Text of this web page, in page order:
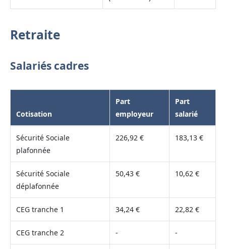
Retraite
Salariés cadres
Cotisation
Part
employeur
Part
salarié
Sécurité Sociale
plafonnée
226,92 € 183,13 €
Sécurité Sociale
déplafonnée
50,43 € 10,62 €
CEG tranche 1 34,24 € 22,82 €
CEG tranche 2 - -